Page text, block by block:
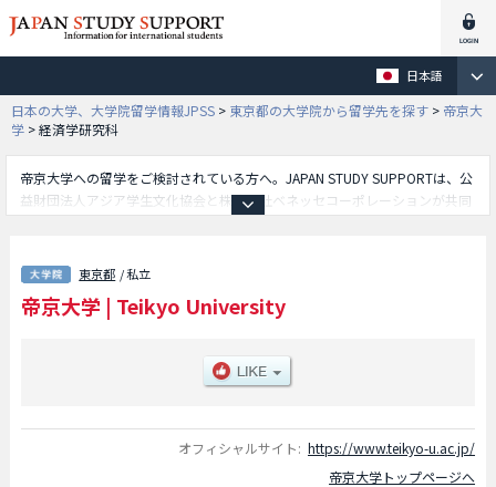
日本語
日本の大学、大学院留学情報JPSS > 東京都の大学院から留学先を探す > 帝京大
学 >経済学研究科
帝京大学への留学をご検討されている方へ。JAPAN STUDY SUPPORTは、公
益財団法人アジア学生文化協会と株式会社ベネッセコーポレーションが共同
衛生学研究科等、研究科別の詳細情報も掲載していますので、帝京大学に関
する留学情報をお探しの方は是非ご利用下さい。その他、外国人留学生募集
をしている約1,300校の大学・大学院・短大・専門学校情報も掲載していま
東京都 / 私立
帝京大学 | Teikyo University
オフィシャルサイト: https://www.teikyo-u.ac.jp/
帝京大学トップページへ